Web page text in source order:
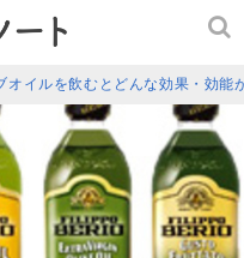
オイルを飲むとどんな効果・効能